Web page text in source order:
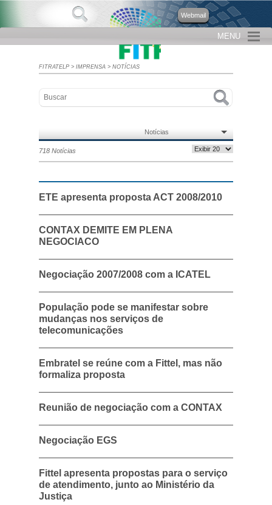
Webmail
MENU
FITRATELP > IMPRENSA > NOTÍCIAS
Notícias
718 Notícias
ETE apresenta proposta ACT 2008/2010
CONTAX DEMITE EM PLENA
NEGOCIACO
Negociação 2007/2008 com a ICATEL
População pode se manifestar sobre
mudanças nos serviços de
telecomunicações
Embratel se reúne com a Fittel, mas não
formaliza proposta
Reunião de negociação com a CONTAX
Negociação EGS
Fittel apresenta propostas para o serviço
de atendimento, junto ao Ministério da
Justiça